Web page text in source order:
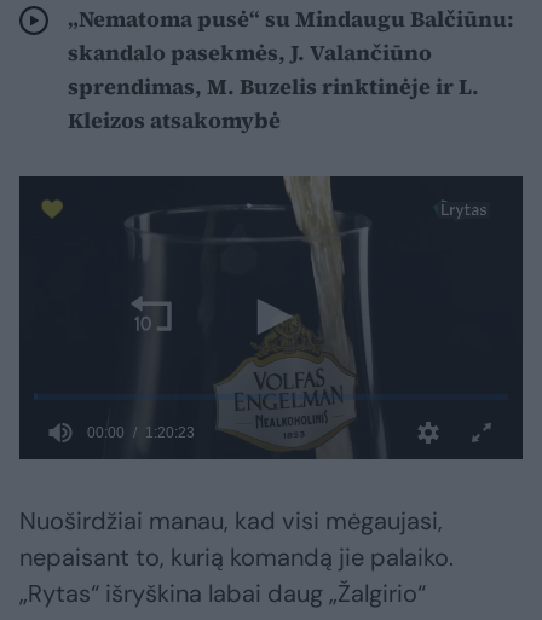
„Nematoma pusė“ su Mindaugu Balčiūnu:
skandalo pasekmės, J. Valančiūno
sprendimas, M. Buzelis rinktinėje ir L.
Kleizos atsakomybė
Nuoširdžiai manau, kad visi mėgaujasi,
nepaisant to, kurią komandą jie palaiko.
„Rytas“ išryškina labai daug „Žalgirio“